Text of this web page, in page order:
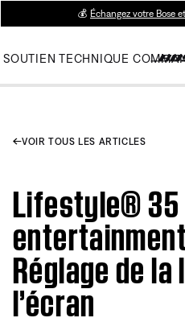
💰 Échangez votre Bose
SOUTIEN TECHNIQUE
VOIR TOUS LES ARTICLES
Lifestyle® 35
Réglage de
l’écran